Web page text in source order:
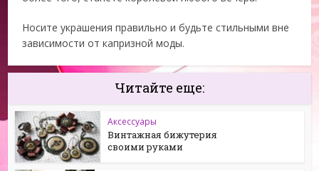
Носите украшения правильно и будьте стильными вне
зависимости от капризной моды.
Читайте еще:
Аксессуары
Винтажная бижутерия
своими руками